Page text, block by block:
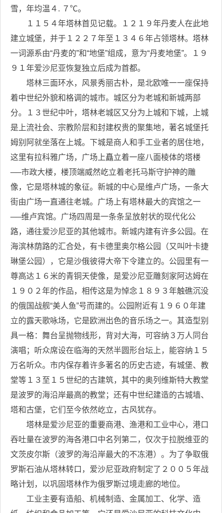
雪，年均温４. ７℃。
１１５４年塔林首见记载。１２１９年丹麦人在此地
建立城堡，并于１２２７年至１３４６年占领塔林。塔林
一词源系由“丹麦的”和“地堡”组成，意为“丹麦地堡”。１９
９１年爱沙尼亚恢复独立后成为首都。
塔林三面环水，风景秀丽古朴，是北欧唯一一座保持
着中世纪外貌和格调的城市。城区分为老城和新城两部
分。１３世纪中叶，塔林老城区又分为上城和下城，上城
是上流社会、宗教阶层和封建权贵的聚集地，著名城堡托
姆别阿就坐落在上城。下城是商人和手工业者的居住地，
这里有拉科雅广场，广场上矗立着一座八面棱体的塔楼
──市政大楼，楼顶端威然屹立着老托马斯守护神的雕
像，它是塔林城的象征。新城的中心是维卢广场，一条大
街由广场一直通往老城。广场上有塔林最大的宾馆之一
──维卢宾馆。广场四周是一条条呈放射状的现代化公
路，通往爱沙尼亚的其他城市。新城内建有许多公园。在
海滨林荫路的汇合处，有卡德里奥尔格公园（又叫叶卡捷
琳堡公园），它是沙俄彼得大帝下令建立的。公园里有一
尊高达１６米的青铜天使像，是爱沙尼亚雕刻家阿达姆在
１９０２年的作品，相传这是为悼念１８９３年触礁沉没
的俄国战舰“美人鱼”号而建的。公园附近有１９６０年建
立的露天歌咏场，它是欧洲出色的音乐场之一。其造型别
具一格：舞台呈抛物线形，背对大海，可容纳３万人同台
演唱；听众席设在临海的天然半圆形台坛上，能容纳１５
万名听众。市内保存着许多著名的历史古迹，有城堡、教
堂等１３至１５世纪的古建筑，其中的奥列维斯特大教堂
是波罗的海沿岸最高的教堂；还有中世纪建造的古城墙、
塔和古堡，它们至今依然屹立，古风犹存。
塔林是爱沙尼亚的重要商港、渔港和工业中心，港口
吞吐量在波罗的海各港口中名列第二，仅次于拉脱维亚的
文茨皮尔斯（波罗的海沿岸最大的不冻港）。为了争取俄
罗斯石油从塔林转口，爱沙尼亚政府制定了２００５年战
略计划，以巩固塔林作为俄罗斯过境走廊的地位。
工业主要有造船、机械制造、金属加工、化学、造